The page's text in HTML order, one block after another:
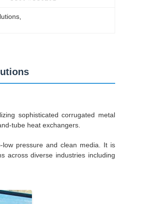
sophisticated corrugated metal
tube heat exchangers.
low pressure and clean media. It is
across diverse industries including